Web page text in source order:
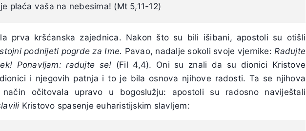
plaća vaša na nebesima! (Mt 5,11-12)
prva kršćanska zajednica. Nakon što su bili išibani, apostoli su otišli
podnijeti pogrde za Ime. Pavao, nadalje sokoli svoje vjernike: Radujte
Ponavljam: radujte se! (Fil 4,4). Oni su znali da su dionici Kristove
i njegovih patnja i to je bila osnova njihove radosti. Ta se njihova
očitovala upravo u bogoslužju: apostoli su radosno naviještali
Kristovo spasenje euharistijskim slavljem: